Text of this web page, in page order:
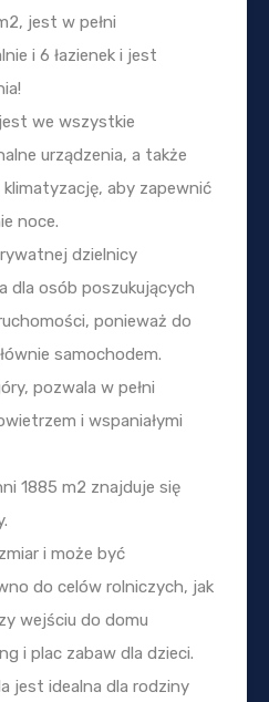
jest w pełni
i 6 łazienek i jest
we wszystkie
urządzenia, a także
aby zapewnić
noce.
dzielnicy
dla osób poszukujących
ponieważ do
samochodem.
pozwala w pełni
i wspaniałymi
1885 m2 znajduje się
i może być
do celów rolniczych, jak
wejściu do domu
i plac zabaw dla dzieci.
jest idealna dla rodziny